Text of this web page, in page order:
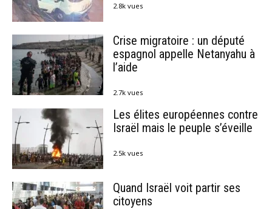
2.8k vues
Crise migratoire : un député
espagnol appelle Netanyahu à
l’aide
2.7k vues
Les élites européennes contre
Israël mais le peuple s’éveille
2.5k vues
Quand Israël voit partir ses
citoyens